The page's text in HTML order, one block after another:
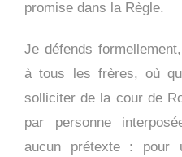
promise dans la Règle.
Je défends
à tous les frères, où
solliciter de la cour de
par personne
aucun prétexte : pour